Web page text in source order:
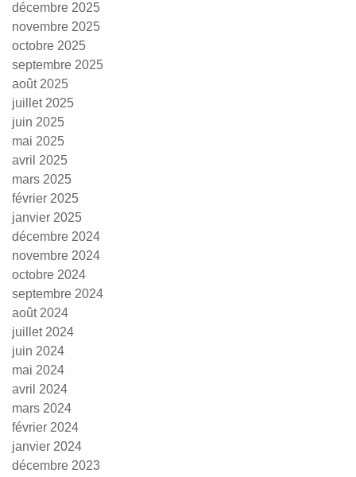
décembre 2025
novembre 2025
octobre 2025
septembre 2025
août 2025
juillet 2025
juin 2025
mai 2025
avril 2025
mars 2025
février 2025
janvier 2025
décembre 2024
novembre 2024
octobre 2024
septembre 2024
août 2024
juillet 2024
juin 2024
mai 2024
avril 2024
mars 2024
février 2024
janvier 2024
décembre 2023